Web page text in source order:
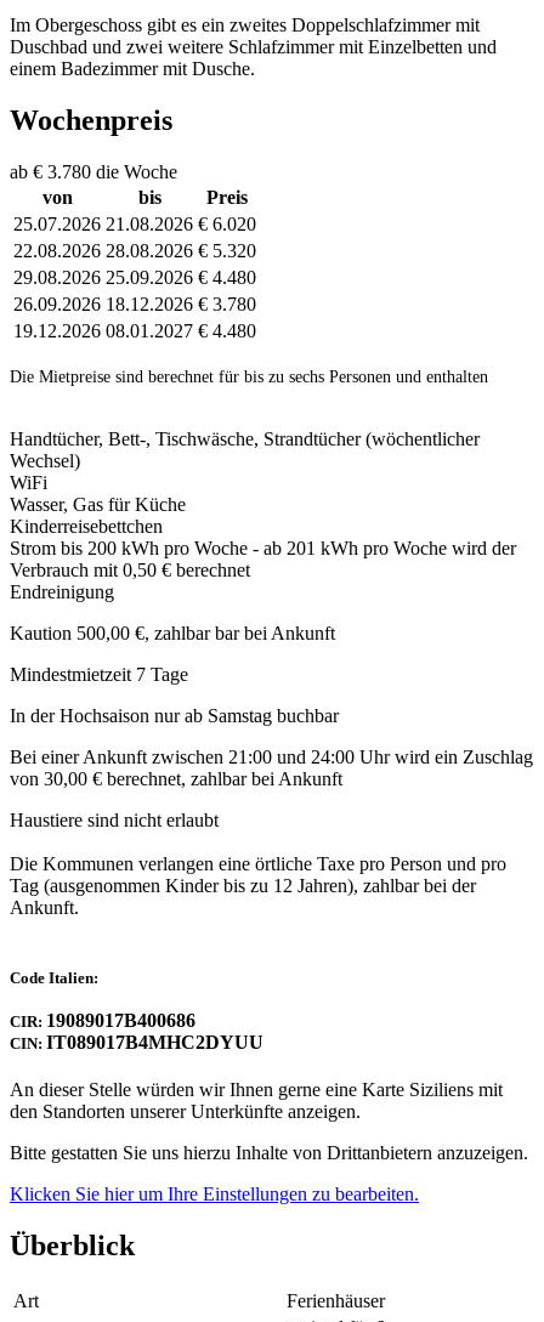
Im Obergeschoss gibt es ein zweites Doppelschlafzimmer mit
Duschbad und zwei weitere Schlafzimmer mit Einzelbetten und
einem Badezimmer mit Dusche.
Wochenpreis
ab € 3.780 die Woche
von
bis
Preis
25.07.2026 21.08.2026 € 6.020
22.08.2026 28.08.2026 € 5.320
29.08.2026 25.09.2026 € 4.480
26.09.2026 18.12.2026 € 3.780
19.12.2026 08.01.2027 € 4.480
Die Mietpreise sind berechnet für bis zu sechs Personen und enthalten
Handtücher, Bett-, Tischwäsche, Strandtücher (wöchentlicher
Wechsel)
WiFi
Wasser, Gas für Küche
Kinderreisebettchen
Strom bis 200 kWh pro Woche - ab 201 kWh pro Woche wird der
Verbrauch mit 0,50 € berechnet
Endreinigung
Kaution 500,00 €, zahlbar bar bei Ankunft
Mindestmietzeit 7 Tage
In der Hochsaison nur ab Samstag buchbar
Bei einer Ankunft zwischen 21:00 und 24:00 Uhr wird ein Zuschlag
von 30,00 € berechnet, zahlbar bei Ankunft
Haustiere sind nicht erlaubt
Die Kommunen verlangen eine örtliche Taxe pro Person und pro
Tag (ausgenommen Kinder bis zu 12 Jahren), zahlbar bei der
Ankunft.
Code Italien:
CIR: 19089017B400686
CIN: IT089017B4MHC2DYUU
An dieser Stelle würden wir Ihnen gerne eine Karte Siziliens mit
den Standorten unserer Unterkünfte anzeigen.
Bitte gestatten Sie uns hierzu Inhalte von Drittanbietern anzuzeigen.
Klicken Sie hier um Ihre Einstellungen zu bearbeiten.
Überblick
Art
Ferienhäuser